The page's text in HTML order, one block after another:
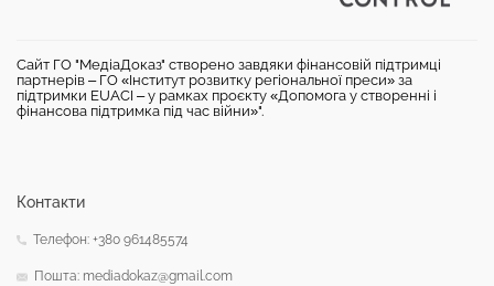
Сайт ГО "МедіаДоказ" створено завдяки фінансовій підтримці
партнерів – ГО «Інститут розвитку регіональної преси» за
підтримки EUACI – у рамках проєкту «Допомога у створенні і
фінансова підтримка під час війни»".
Контакти
Телефон: +380 961485574
Пошта: mediadokaz@gmail.com